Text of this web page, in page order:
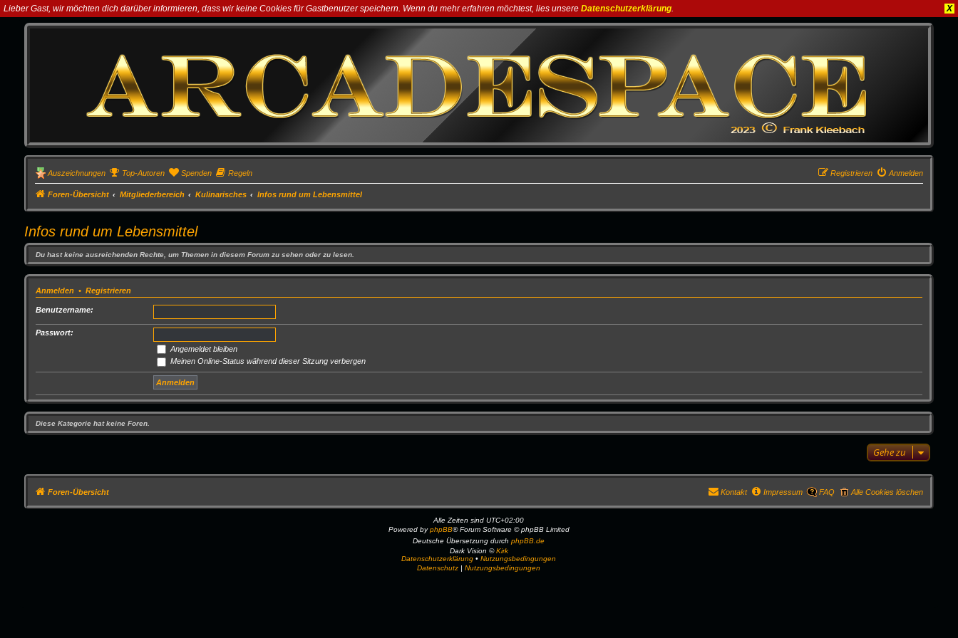
Lieber Gast, wir möchten dich darüber informieren, dass wir keine Cookies für Gastbenutzer speichern. Wenn du mehr erfahren möchtest, lies unsere Datenschutzerklärung. X
Auszeichnungen Top-Autoren Spenden Regeln Anmelden
Registrieren
Foren-Übersicht Mitgliederbereich Kulinarisches Infos rund um Lebensmittel
Infos rund um Lebensmittel
Du hast keine ausreichenden Rechte, um Themen in diesem Forum zu sehen oder zu lesen.
Anmelden• Registrieren
Benutzername:
Passwort:
Angemeldet bleiben
Meinen Online-Status während dieser Sitzung verbergen
Diese Kategorie hat keine Foren.
Gehe zu
Foren-Übersicht Alle Cookies löschen
FAQ
Impressum
Kontakt
Alle Zeiten sindUTC+02:00
Powered byphpBB® Forum Software © phpBB Limited
Deutsche Übersetzung durchphpBB.de
Dark Vision ©Kirk
Datenschutzerklärung •Nutzungsbedingungen
Datenschutz |Nutzungsbedingungen